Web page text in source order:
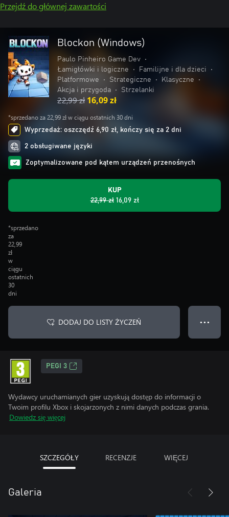
Przejdź do głównej zawartości
Blockon (Windows)
Paulo Pinheiro Game Dev
•
Łamigłówki i logiczne
• Familijne i dla dzieci
•
Platformowe
• Strategiczne • Klasyczne
•
Akcja i przygoda
• Strzelanki
22,99 zł 16,09 zł
*sprzedano za 22,99 zł w ciągu ostatnich 30 dni
Wyprzedaż: oszczędź 6,90 zł, kończy się za 2 dni
2 obsługiwane języki
Zoptymalizowane pod kątem urządzeń przenośnych
KUP
22,99 zł 16,09 zł
*sprzedano
za
22,99
zł
w
ciągu
ostatnich
30
dni
DODAJ DO LISTY ŻYCZEŃ ● ● ●
PEGI 3
Wydawcy uruchamianych gier uzyskują dostęp do informacji o
Twoim profilu Xbox i skojarzonych z nimi danych podczas grania.
Dowiedz się więcej
SZCZEGÓŁY RECENZJE WIĘCEJ
Galeria